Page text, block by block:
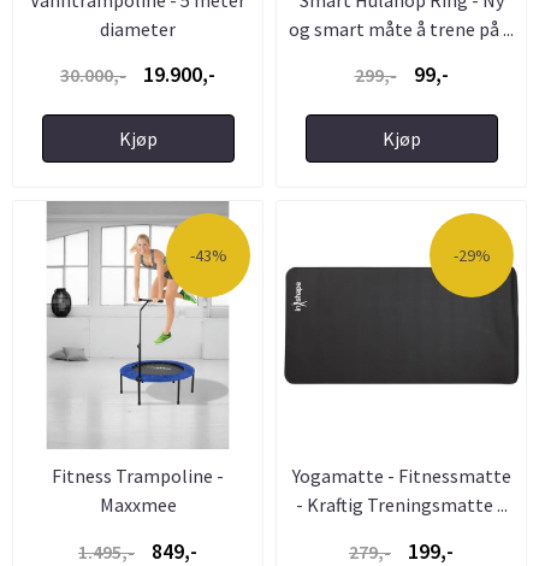
diameter
30.000,-
19.900,-
Kjøp
og smart måte å trene på ...
299,-
99,-
Kjøp
-43%
Fitness Trampoline -
Maxxmee
1.495,-
849,-
-29%
Yogamatte - Fitnessmatte
- Kraftig Treningsmatte ...
279,-
199,-